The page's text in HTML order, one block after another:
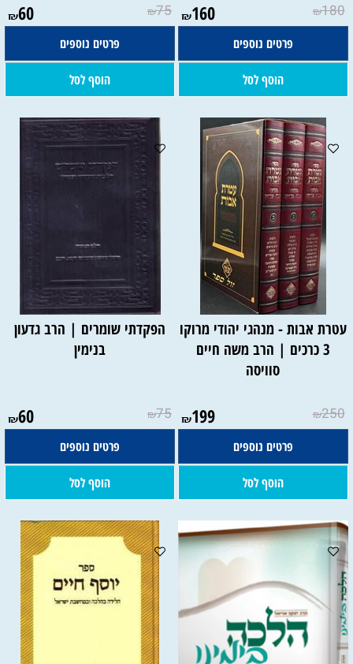
₪180
₪160
פרטים נוספים
הוסף לסל
₪75
₪60
פרטים נוספים
הוסף לסל
עטרת אבות - מנהגי יהודי מרוקו
3 כרכים | הרב משה חיים
סוויסה
₪250
₪199
פרטים נוספים
הוסף לסל
הפקדתי שומרים | הרב גדעון
בנימין
₪75
₪60
פרטים נוספים
הוסף לסל